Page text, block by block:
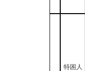
特困人